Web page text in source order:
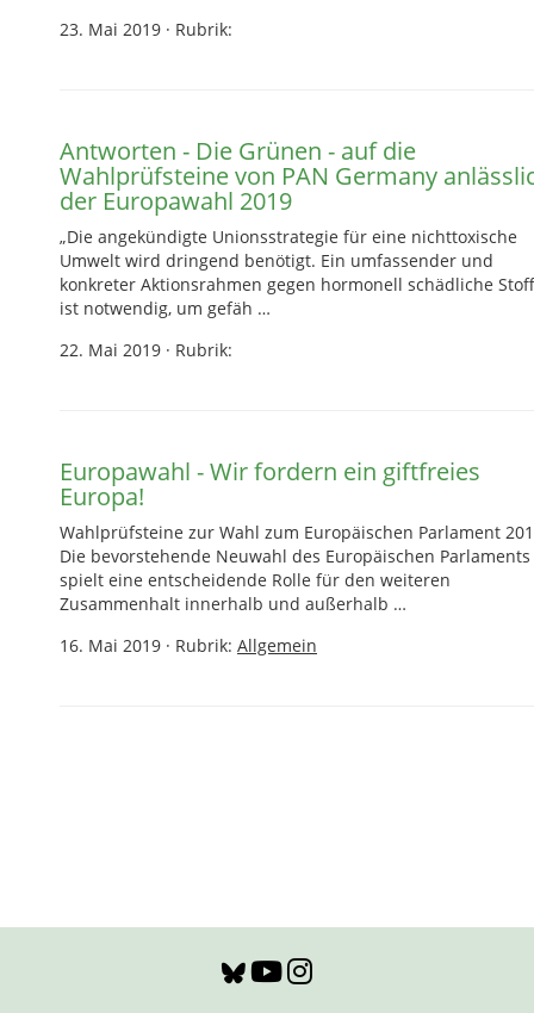
23. Mai 2019 · Rubrik:
Antworten - Die Grünen - auf die
Wahlprüfsteine von PAN Germany
der Europawahl 2019
„Die angekündigte Unionsstrategie für eine nichttoxische
Umwelt wird dringend benötigt. Ein umfassender und
konkreter Aktionsrahmen gegen hormonell schädliche
ist notwendig, um gefäh …
22. Mai 2019 · Rubrik:
Europawahl - Wir fordern ein giftfreies
Europa!
Wahlprüfsteine zur Wahl zum Europäischen Parlament
Die bevorstehende Neuwahl des Europäischen Parlaments
spielt eine entscheidende Rolle für den weiteren
Zusammenhalt innerhalb und außerhalb …
16. Mai 2019 · Rubrik: Allgemein